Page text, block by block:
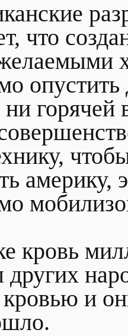
что
опустить
америку,
кровь
кровью и